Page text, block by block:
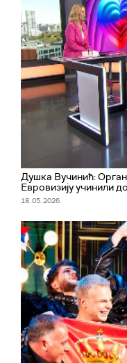
Душка Вучинић:
Евровизију учинили
18. 05. 2026.